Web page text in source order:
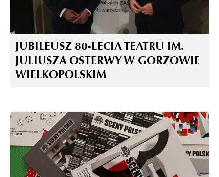
JUBILEUSZ 80-LECIA TEATRU IM.
JULIUSZA OSTERWY W GORZOWIE
WIELKOPOLSKIM